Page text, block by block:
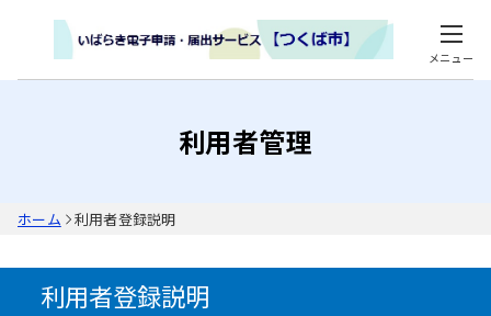
メニュー
利用者管理
ホーム 利用者登録説明
利用者登録説明